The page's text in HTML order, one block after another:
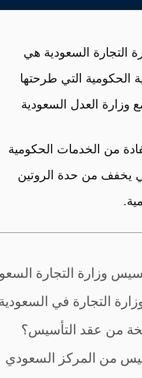
التجارة السعودية هي
الحكومية التي طرحتها
وزارة العدل السعودية
من الخدمات الحكومية
يخفف من حدة الروتين
وزارة التجارة
التجارة في
من عقد التأسيس؟
من المركز السعودي